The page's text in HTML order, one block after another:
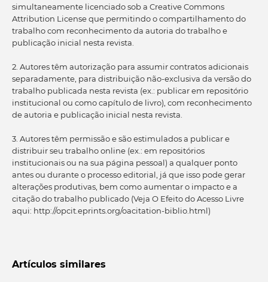
simultaneamente licenciado sob a Creative Commons
Attribution License que permitindo o compartilhamento do
trabalho com reconhecimento da autoria do trabalho e
publicação inicial nesta revista.
2. Autores têm autorização para assumir contratos adicionais
separadamente, para distribuição não-exclusiva da versão do
trabalho publicada nesta revista (ex.: publicar em repositório
institucional ou como capítulo de livro), com reconhecimento
de autoria e publicação inicial nesta revista.
3. Autores têm permissão e são estimulados a publicar e
distribuir seu trabalho online (ex.: em repositórios
institucionais ou na sua página pessoal) a qualquer ponto
antes ou durante o processo editorial, já que isso pode gerar
alterações produtivas, bem como aumentar o impacto e a
citação do trabalho publicado (Veja O Efeito do Acesso Livre
aqui: http://opcit.eprints.org/oacitation-biblio.html)
Artículos similares